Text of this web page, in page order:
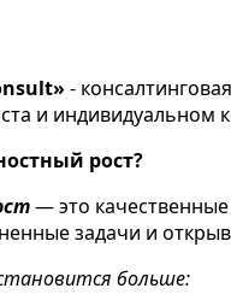
-
и индивидуальном
рост?
— это
задачи и
больше: